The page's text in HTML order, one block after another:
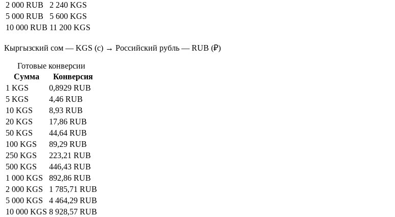
2 000 RUB
2 240 KGS
5 000 RUB
5 600 KGS
10 000 RUB 11 200 KGS
Кыргызский сом — KGS (с) → Российский рубль — RUB (₽)
Готовые конверсии
Сумма
Конверсия
1 KGS
0,8929 RUB
5 KGS
4,46 RUB
10 KGS
8,93 RUB
20 KGS
17,86 RUB
50 KGS
44,64 RUB
100 KGS
89,29 RUB
250 KGS
223,21 RUB
500 KGS
446,43 RUB
1 000 KGS
892,86 RUB
2 000 KGS
1 785,71 RUB
5 000 KGS
4 464,29 RUB
10 000 KGS 8 928,57 RUB